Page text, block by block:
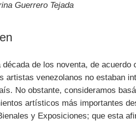
Guerrero Tejada
década de los noventa, de
artistas venezolanos no estaban
No obstante, consideramos
artísticos más importantes
y Exposiciones; que esta